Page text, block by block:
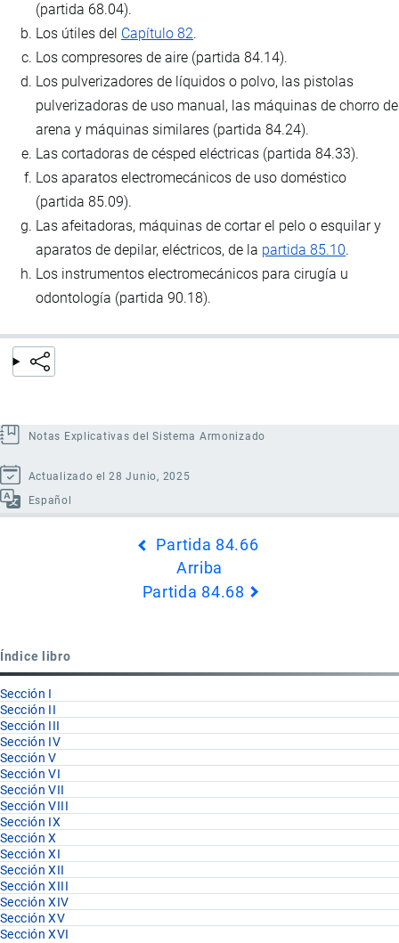
(partida 68.04).
Los útiles del Capítulo 82.
Los compresores de aire (partida 84.14).
Los pulverizadores de líquidos o polvo, las pistolas
pulverizadoras de uso manual, las máquinas de chorro de
arena y máquinas similares (partida 84.24).
Las cortadoras de césped eléctricas (partida 84.33).
Los aparatos electromecánicos de uso doméstico
(partida 85.09).
Las afeitadoras, máquinas de cortar el pelo o esquilar y
aparatos de depilar, eléctricos, de la partida 85.10.
Los instrumentos electromecánicos para cirugía u
odontología (partida 90.18).
Notas Explicativas del Sistema Armonizado
Actualizado el 28 Junio, 2025
Español
Partida 84.66
Arriba
Partida 84.68
Índice libro
Sección I
Sección II
Sección III
Sección IV
Sección V
Sección VI
Sección VII
Sección VIII
Sección IX
Sección X
Sección XI
Sección XII
Sección XIII
Sección XIV
Sección XV
Sección XVI